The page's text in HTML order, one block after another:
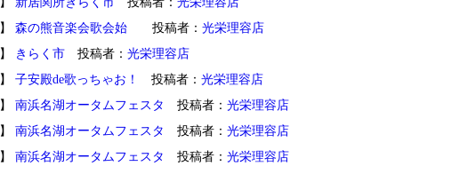
】 森の熊音楽会歌会始 投稿者： 光栄理容店
】 きらく市 投稿者： 光栄理容店
】 子安殿de歌っちゃお！ 投稿者： 光栄理容店
】 南浜名湖オータムフェスタ 投稿者： 光栄理容店
】 南浜名湖オータムフェスタ 投稿者： 光栄理容店
】 南浜名湖オータムフェスタ 投稿者： 光栄理容店